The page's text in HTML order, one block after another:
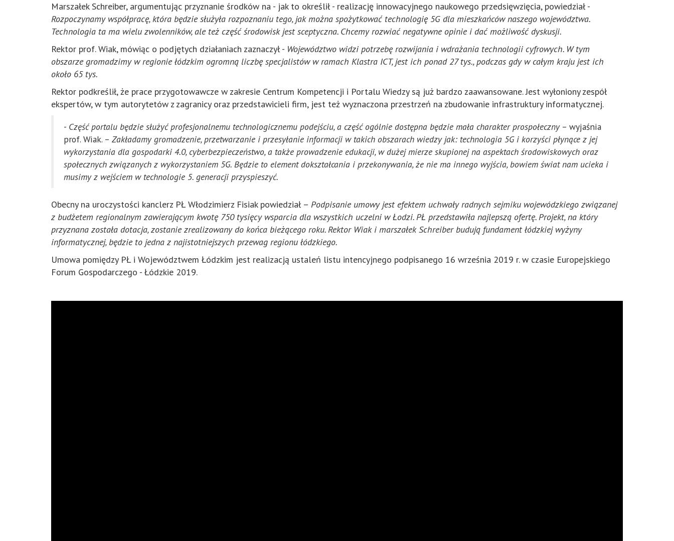
Marszałek Schreiber, argumentując przyznanie środków na - jak to określił - realizację innowacyjnego naukowego przedsięwzięcia, powiedział -
Rozpoczynamy współpracę, która będzie służyła rozpoznaniu tego, jak można spożytkować technologię 5G dla mieszkańców naszego województwa.
Technologia ta ma wielu zwolenników, ale też część środowisk jest sceptyczna. Chcemy rozwiać negatywne opinie i dać możliwość dyskusji.
Rektor prof. Wiak, mówiąc o podjętych działaniach zaznaczył - Województwo widzi potrzebę rozwijania i wdrażania technologii cyfrowych. W tym
obszarze gromadzimy w regionie łódzkim ogromną liczbę specjalistów w ramach Klastra ICT, jest ich ponad 27 tys., podczas gdy w całym kraju jest ich
około 65 tys.
Rektor podkreślił, że prace przygotowawcze w zakresie Centrum Kompetencji i Portalu Wiedzy są już bardzo zaawansowane. Jest wyłoniony zespół
ekspertów, w tym autorytetów z zagranicy oraz przedstawicieli firm, jest też wyznaczona przestrzeń na zbudowanie infrastruktury informatycznej.
- Część portalu będzie służyć profesjonalnemu technologicznemu podejściu, a część ogólnie dostępna będzie mała charakter prospołeczny– wyjaśnia
prof. Wiak. – Zakładamy gromadzenie, przetwarzanie i przesyłanie informacji w takich obszarach wiedzy jak: technologia 5G i korzyści płynące z jej
wykorzystania dla gospodarki 4.0, cyberbezpieczeństwo, a także prowadzenie edukacji, w dużej mierze skupionej na aspektach środowiskowych oraz
społecznych związanych z wykorzystaniem 5G. Będzie to element dokształcania i przekonywania, że nie ma innego wyjścia, bowiem świat nam ucieka i
musimy z wejściem w technologie 5. generacji przyspieszyć.
Obecny na uroczystości kanclerz PŁ Włodzimierz Fisiak powiedział – Podpisanie umowy jest efektem uchwały radnych sejmiku wojewódzkiego związanej
z budżetem regionalnym zawierającym kwotę 750 tysięcy wsparcia dla wszystkich uczelni w Łodzi. PŁ przedstawiła najlepszą ofertę. Projekt, na który
przyznana została dotacja, zostanie zrealizowany do końca bieżącego roku. Rektor Wiak i marszałek Schreiber budują fundament łódzkiej wyżyny
informatycznej, będzie to jedna z najistotniejszych przewag regionu łódzkiego.
Umowa pomiędzy PŁ i Województwem Łódzkim jest realizacją ustaleń listu intencyjnego podpisanego 16 września 2019 r. w czasie Europejskiego
Forum Gospodarczego - Łódzkie 2019.